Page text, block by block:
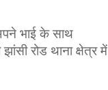
भाई के साथ
रोड थाना क्षेत्र में